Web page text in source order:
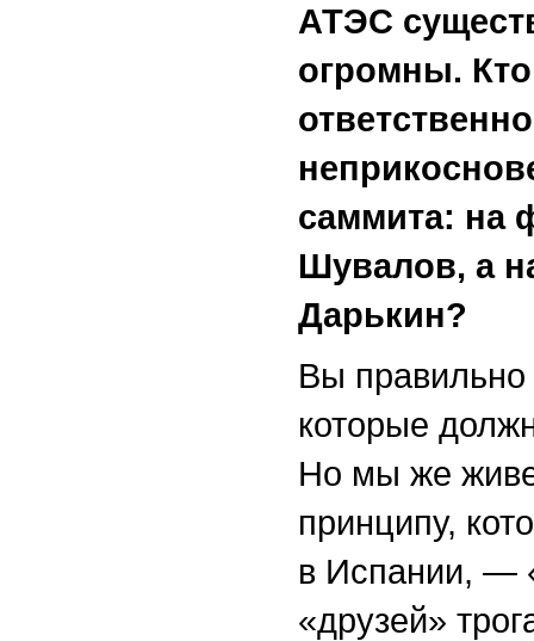
АТЭС
огромны.
саммита: на
Шувалов, а
Дарькин?
Вы
которые
Но мы же
принципу,
в Испании, —
«друзей»